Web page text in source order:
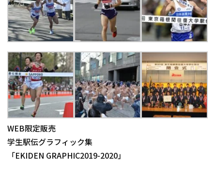
WEB限定販売
学生駅伝グラフィック集
「EKIDEN GRAPHIC2019-2020」